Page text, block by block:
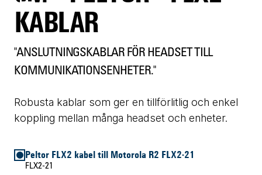
KABLAR
"ANSLUTNINGSKABLAR FÖR HEADSET TILL
KOMMUNIKATIONSENHETER."
Robusta kablar som ger en tillförlitlig och enkel
koppling mellan många headset och enheter.
Peltor FLX2 kabel till Motorola R2 FLX2-21
FLX2-21